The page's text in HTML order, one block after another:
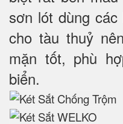
sơn lót dùng
cho tàu thuỷ
mặn tốt, phù
biển.